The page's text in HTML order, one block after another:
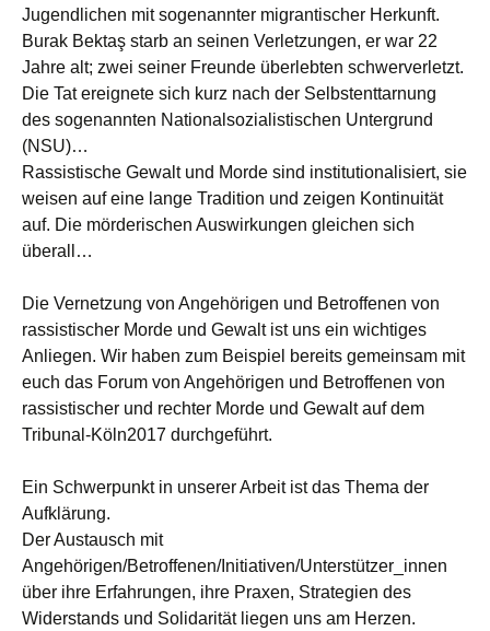
Jugendlichen mit sogenannter migrantischer Herkunft.
Burak Bektaş starb an seinen Verletzungen, er war 22
Jahre alt; zwei seiner Freunde überlebten schwerverletzt.
Die Tat ereignete sich kurz nach der Selbstenttarnung
des sogenannten Nationalsozialistischen Untergrund
(NSU)…
Rassistische Gewalt und Morde sind institutionalisiert, sie
weisen auf eine lange Tradition und zeigen Kontinuität
auf. Die mörderischen Auswirkungen gleichen sich
überall…
Die Vernetzung von Angehörigen und Betroffenen von
rassistischer Morde und Gewalt ist uns ein wichtiges
Anliegen. Wir haben zum Beispiel bereits gemeinsam mit
euch das Forum von Angehörigen und Betroffenen von
rassistischer und rechter Morde und Gewalt auf dem
Tribunal-Köln2017 durchgeführt.
Ein Schwerpunkt in unserer Arbeit ist das Thema der
Aufklärung.
Der Austausch mit
Angehörigen/Betroffenen/Initiativen/Unterstützer_innen
über ihre Erfahrungen, ihre Praxen, Strategien des
Widerstands und Solidarität liegen uns am Herzen.